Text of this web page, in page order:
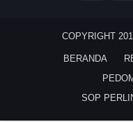
COPYRIGHT
BERANDA
SOP